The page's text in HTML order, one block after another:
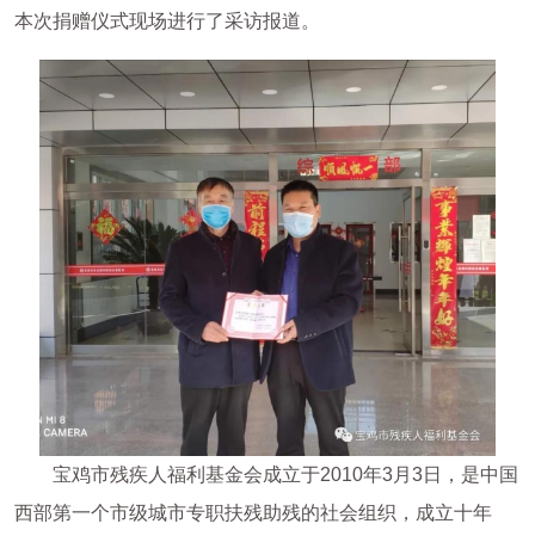
本次捐赠仪式现场进行了采访报道。
宝鸡市残疾人福利基金会成立于2010年3月3日，是中国
西部第一个市级城市专职扶残助残的社会组织，成立十年